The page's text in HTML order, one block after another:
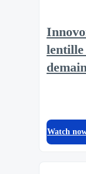
lentille
Watch